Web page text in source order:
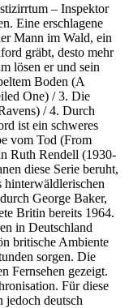
– Inspektor
Eine erschlagene
Mann im Wald, ein
gräbt, desto mehr
lösen er und sein
Boden (A
One) / 3. Die
/ 4. Durch
ist ein schweres
vom Tod (From
Ruth Rendell (1930-
diese Serie beruht,
hinterwäldlerischen
George Baker,
Britin bereits 1964.
in Deutschland
britische Ambiente
sorgen. Die
Fernsehen gezeigt.
Für diese
deutsch